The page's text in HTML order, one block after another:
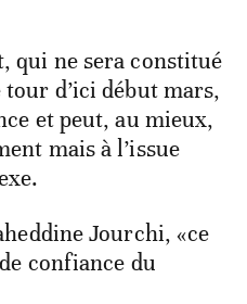
qui ne sera constitué
tour d’ici début mars,
et peut, au mieux,
mais à l’issue
Jourchi, «ce
confiance du